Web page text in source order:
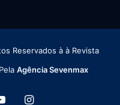
Reservados à à Revista
Agência Sevenmax
YouTubeInstagram